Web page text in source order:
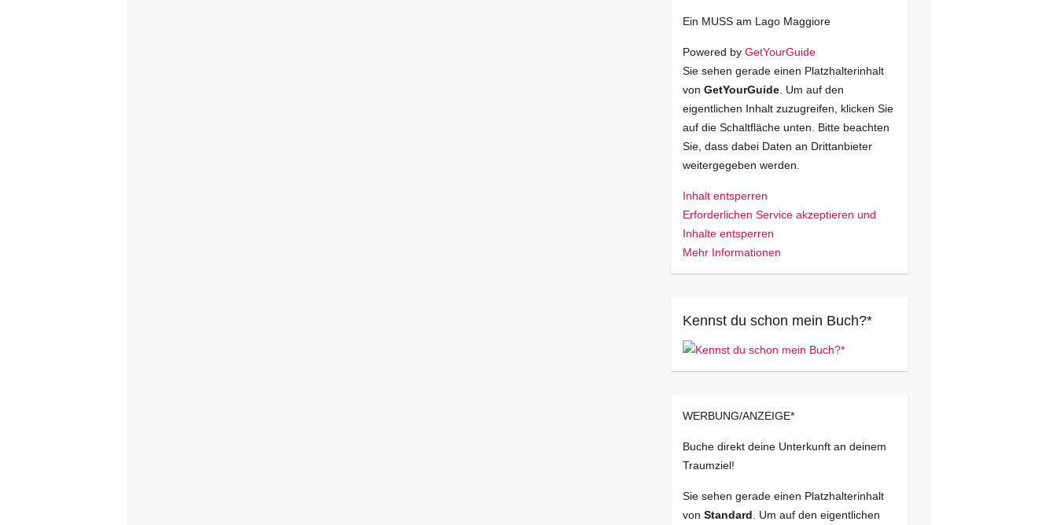
Ein MUSS am Lago Maggiore
Powered by GetYourGuide
Sie sehen gerade einen Platzhalterinhalt
von GetYourGuide. Um auf den
eigentlichen Inhalt zuzugreifen, klicken Sie
auf die Schaltfläche unten. Bitte beachten
Sie, dass dabei Daten an Drittanbieter
weitergegeben werden.
Inhalt entsperren
Erforderlichen Service akzeptieren und
Inhalte entsperren
Mehr Informationen
Kennst du schon mein Buch?*
WERBUNG/ANZEIGE*
Buche direkt deine Unterkunft an deinem
Traumziel!
Sie sehen gerade einen Platzhalterinhalt
von Standard . Um auf den eigentlichen